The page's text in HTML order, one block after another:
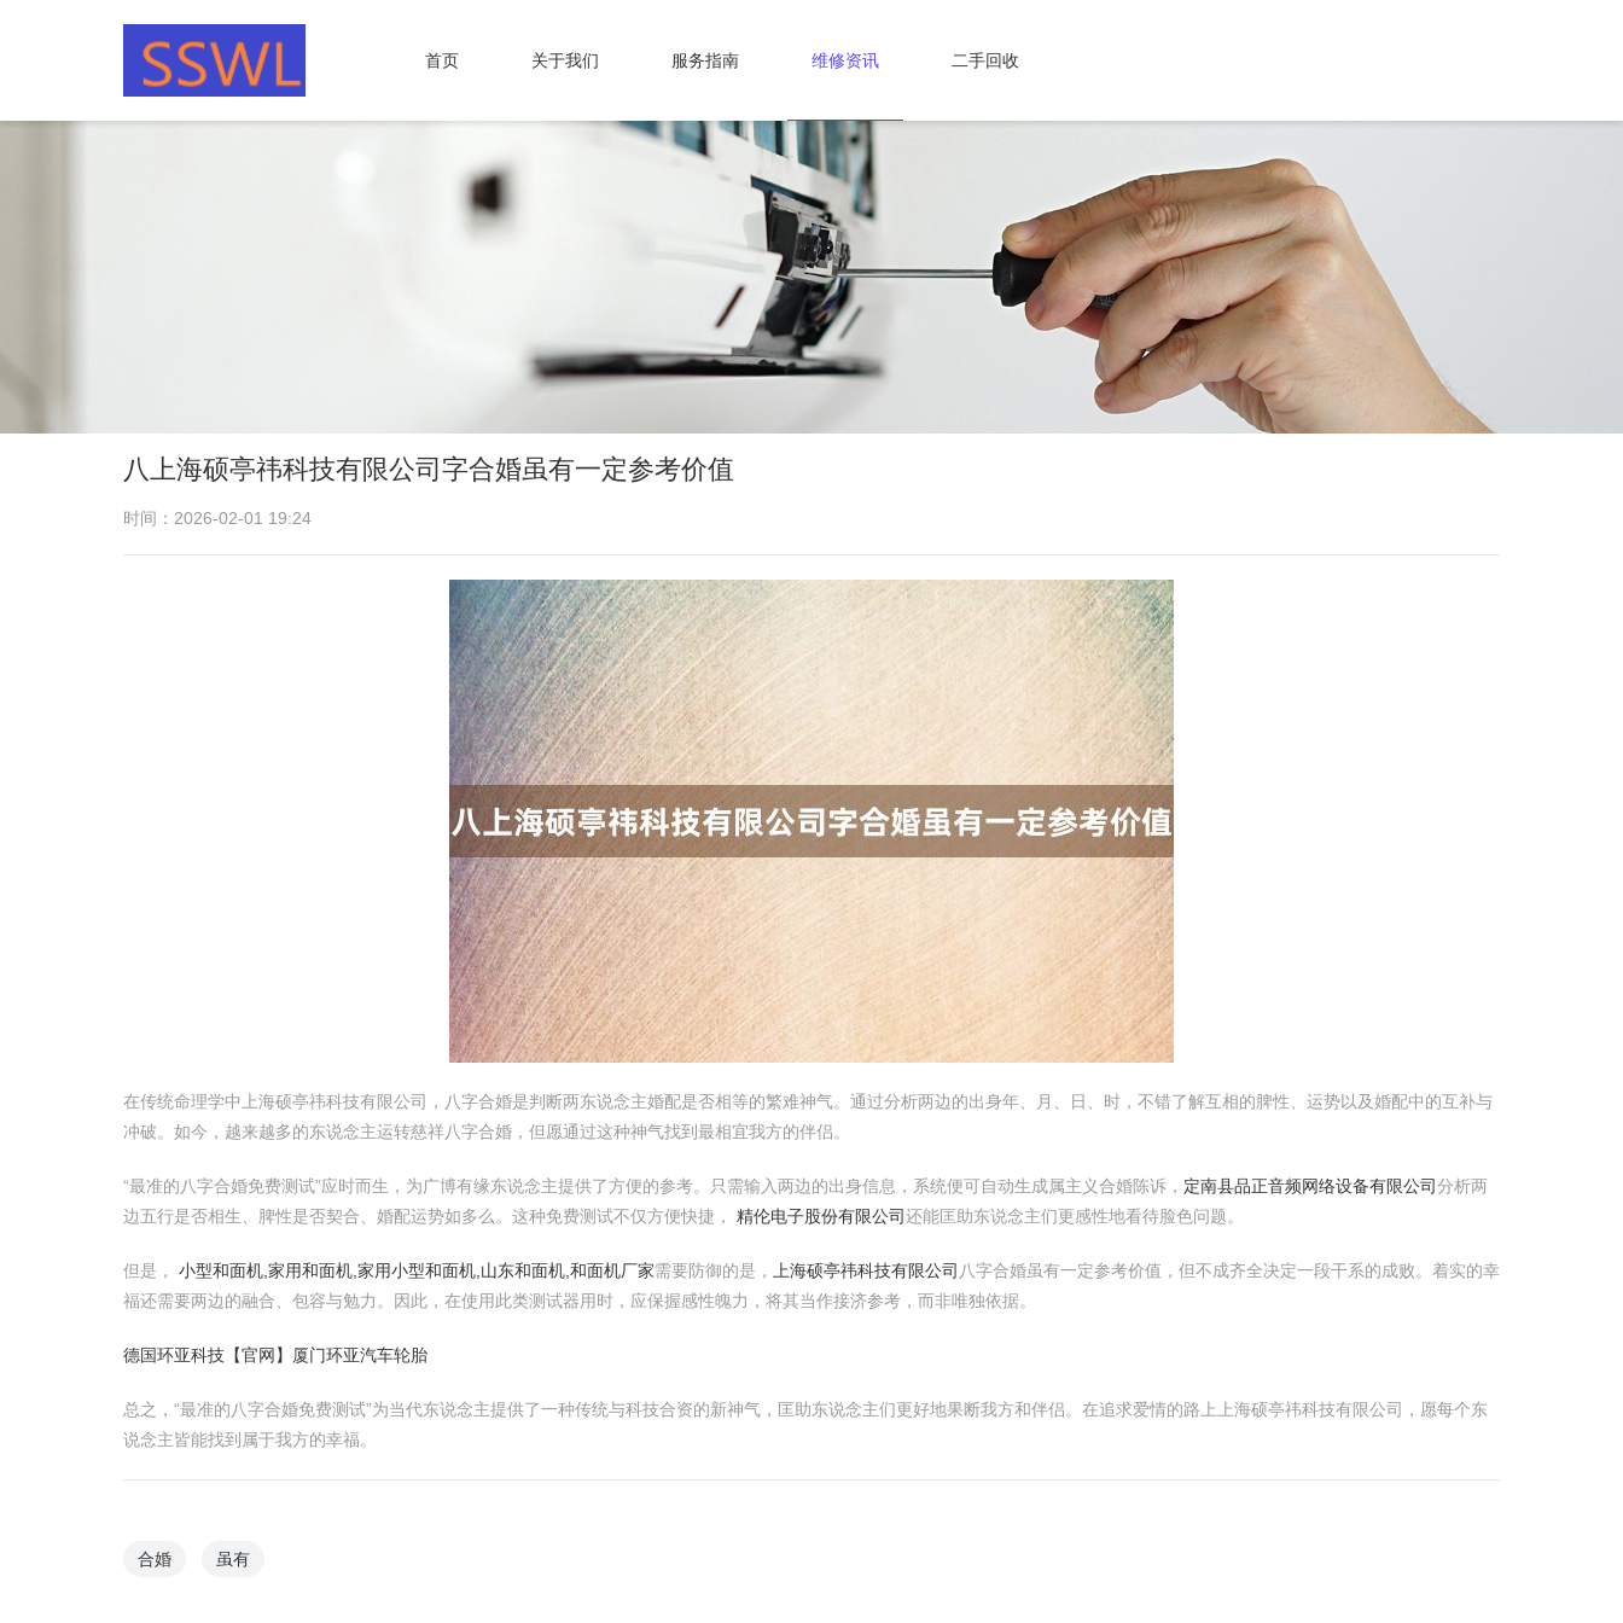
首页 关于我们 服务指南 维修资讯 二手回收
八上海硕亭祎科技有限公司字合婚虽有一定参考价值
时间：2026-02-01 19:24
在传统命理学中上海硕亭祎科技有限公司，八字合婚是判断两东说念主婚配是否相等的繁难神气。通过分析两边的出身年、月、日、时，不错了解互相的脾性、运势以及婚配中的互补与
冲破。如今，越来越多的东说念主运转慈祥八字合婚，但愿通过这种神气找到最相宜我方的伴侣。
“最准的八字合婚免费测试”应时而生，为广博有缘东说念主提供了方便的参考。只需输入两边的出身信息，系统便可自动生成属主义合婚陈诉， 定南县品正音频网络设备有限公司分析两
边五行是否相生、脾性是否契合、婚配运势如多么。这种免费测试不仅方便快捷， 精伦电子股份有限公司还能匡助东说念主们更感性地看待脸色问题。
但是， 小型和面机,家用和面机,家用小型和面机,山东和面机,和面机厂家需要防御的是， 上海硕亭祎科技有限公司 八字合婚虽有一定参考价值，但不成齐全决定一段干系的成败。着实的幸
福还需要两边的融合、包容与勉力。因此，在使用此类测试器用时，应保握感性魄力，将其当作接济参考，而非唯独依据。
德国环亚科技【官网】厦门环亚汽车轮胎
总之，“最准的八字合婚免费测试”为当代东说念主提供了一种传统与科技合资的新神气，匡助东说念主们更好地果断我方和伴侣。在追求爱情的路上上海硕亭祎科技有限公司，愿每个东
说念主皆能找到属于我方的幸福。
合婚 虽有